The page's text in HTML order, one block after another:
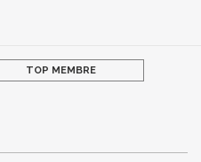
TOP MEMBRE